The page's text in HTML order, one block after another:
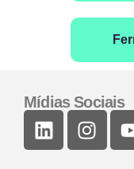
Mídias Sociais